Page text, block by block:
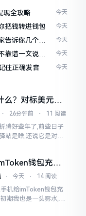
现全攻略 今天
把钱转进钱包 今天
诉你几个实
今天
谱一文说清
今天
住正确发音 今天
么？对标美元的
事
⋅ 26分钟前 ⋅ 11 阅读
腾好些年了,前些日子
站是啥,还说它是对标
钱包充
搞错
⋅ 今天 ⋅ 14 阅读
机给imToken钱包充
期我也是一头雾水,搞